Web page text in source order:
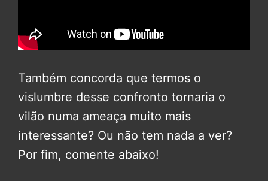
Também concorda que termos o
vislumbre desse confronto tornaria o
vilão numa ameaça muito mais
interessante? Ou não tem nada a ver?
Por fim, comente abaixo!